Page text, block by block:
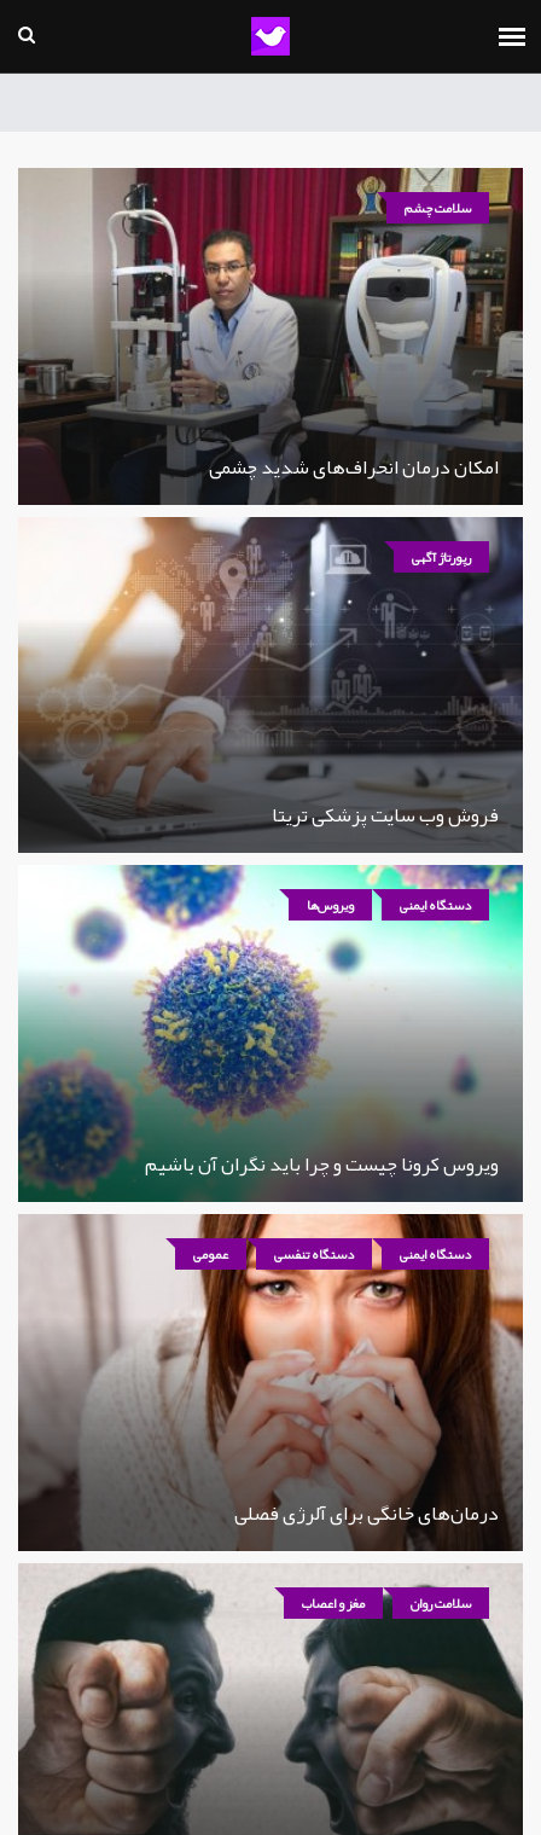
سلامت چشم
امکان درمان انحراف‌های شدید چشمی
رپورتاژ آگهی
فروش وب سایت پزشکی تریتا
دستگاه ایمنی ویروس‌ها
ویروس کرونا چیست و چرا باید نگران آن باشیم
دستگاه ایمنی دستگاه تنفسی عمومی
درمان‌های خانگی برای آلرژی فصلی
سلامت روان مغز و اعصاب